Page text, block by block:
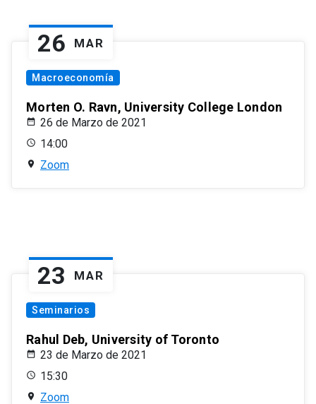
26 MAR
Macroeconomía
Morten O. Ravn, University College London
26 de Marzo de 2021
14:00
Zoom
23 MAR
Seminarios
Rahul Deb, University of Toronto
23 de Marzo de 2021
15:30
Zoom